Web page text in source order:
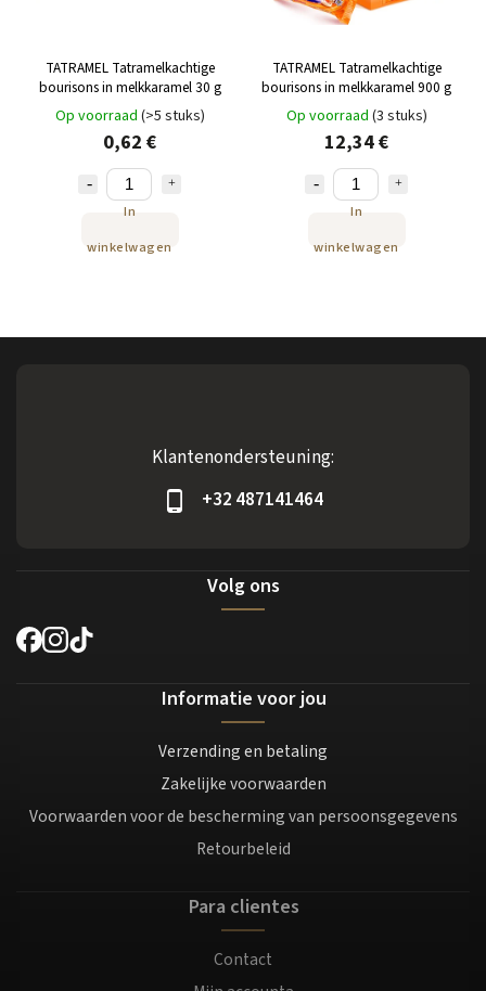
TATRAMEL Tatramelkachtige
bourisons in melkkaramel 30 g
Op voorraad (>5 stuks)
0,62 €
In
winkelwagen
TATRAMEL Tatramelkachtige
bourisons in melkkaramel 900 g
Op voorraad (3 stuks)
12,34 €
In
winkelwagen
Klantenondersteuning:
+32 487141464
Volg ons
Informatie voor jou
Verzending en betaling
Zakelijke voorwaarden
Voorwaarden voor de bescherming van persoonsgegevens
Retourbeleid
Para clientes
Contact